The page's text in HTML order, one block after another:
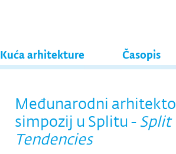
Kuća arhitekture Časopis
Međunarodni
simpozij u Splitu -Split
Tendencies